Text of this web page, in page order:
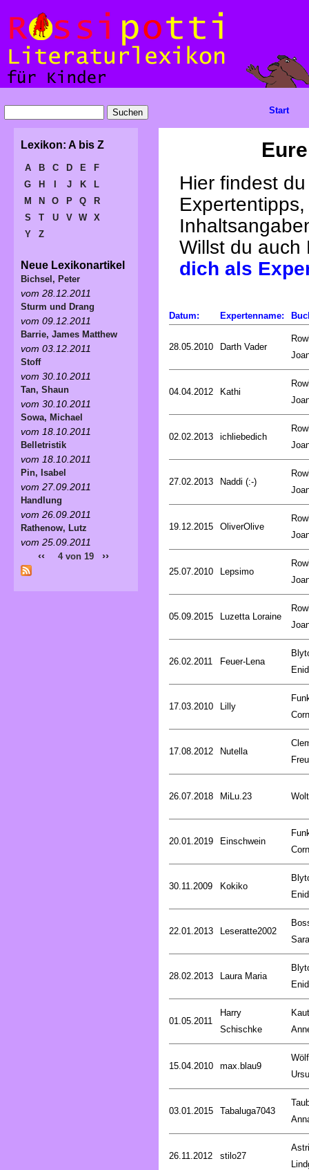
Hier findest
Willst du
dich als
Datum: Expertenname:
28.05.2010 Darth Vader
04.04.2012 Kathi
02.02.2013 ichliebedich
27.02.2013 Naddi (:-)
19.12.2015 OliverOlive
25.07.2010 Lepsimo
05.09.2015 Luzetta Loraine
26.02.2011 Feuer-Lena
Enid
17.03.2010 Lilly
17.08.2012 Nutella
26.07.2018 MiLu.23
20.01.2019 Einschwein
30.11.2009 Kokiko
Enid
22.01.2013 Leseratte2002
28.02.2013 Laura Maria
Enid
01.05.2011
Harry
Schischke
15.04.2010 max.blau9
03.01.2015 Tabaluga7043
26.11.2012 stilo27
Start
Lexikon: A bis Z
A B C D E
F
G
H J K
L
M
N O P Q
R
S
T U V W
X
Y
Z
Neue Lexikonartikel
Bichsel, Peter
vom 28.12.2011
Sturm und Drang
vom 09.12.2011
Barrie, James Matthew
vom 03.12.2011
Stoff
vom 30.10.2011
Tan, Shaun
vom 30.10.2011
Sowa, Michael
vom 18.10.2011
Belletristik
vom 18.10.2011
Pin, Isabel
vom 27.09.2011
Handlung
vom 26.09.2011
Rathenow, Lutz
vom 25.09.2011
‹‹ 4 von 19 ››